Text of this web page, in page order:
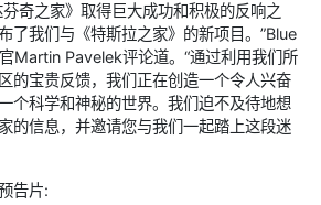
奇之家》取得巨大成功和积极的反响之
了我们与《特斯拉之家》的新项目。”Blue
Martin Pavelek评论道。“通过利用我们所
的宝贵反馈，我们正在创造一个令人兴奋
个科学和神秘的世界。我们迫不及待地想
的信息，并邀请您与我们一起踏上这段迷
告片: